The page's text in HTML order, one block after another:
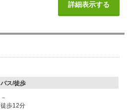
詳細表示する
バス/徒歩
－
徒歩12分